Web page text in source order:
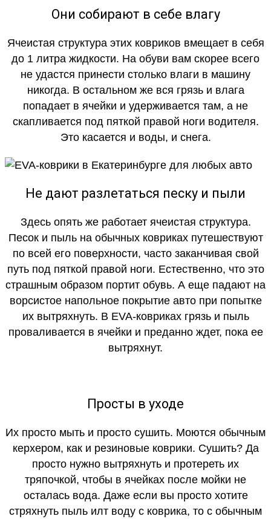
Они собирают в себе влагу
Ячеистая структура этих ковриков вмещает в себя
до 1 литра жидкости. На обуви вам скорее всего
не удастся принести столько влаги в машину
никогда. В остальном же вся грязь и влага
попадает в ячейки и удерживается там, а не
скапливается под пяткой правой ноги водителя.
Это касается и воды, и снега.
Не дают разлетаться песку и пыли
Здесь опять же работает ячеистая структура.
Песок и пыль на обычных ковриках путешествуют
по всей его поверхности, часто заканчивая свой
путь под пяткой правой ноги. Естественно, что это
страшным образом портит обувь. А еще падают на
ворсистое напольное покрытие авто при попытке
их вытряхнуть. В EVA-ковриках грязь и пыль
проваливается в ячейки и преданно ждет, пока ее
вытряхнут.
Просты в уходе
Их просто мыть и просто сушить. Моются обычным
керхером, как и резиновые коврики. Сушить? Да
просто нужно вытряхнуть и протереть их
тряпочкой, чтобы в ячейках после мойки не
осталась вода. Даже если вы просто хотите
стряхнуть пыль илт воду с коврика, то с обычным